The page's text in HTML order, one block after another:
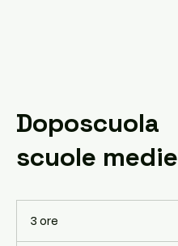
Doposcuola
scuole medie
3 ore